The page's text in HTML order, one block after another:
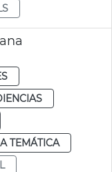
TEMÁTICA